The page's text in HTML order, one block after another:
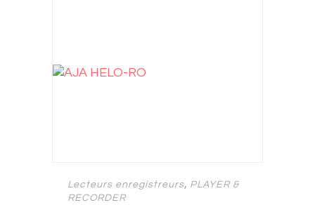
Lecteurs enregistreurs, PLAYER &
RECORDER